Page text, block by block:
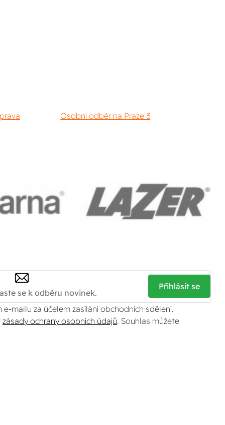
Osobní odběr na Praze 3
Přihlásit se
e-mailu za účelem zasílání obchodních sdělení.
zásady ochrany osobních údajů. Souhlas můžete